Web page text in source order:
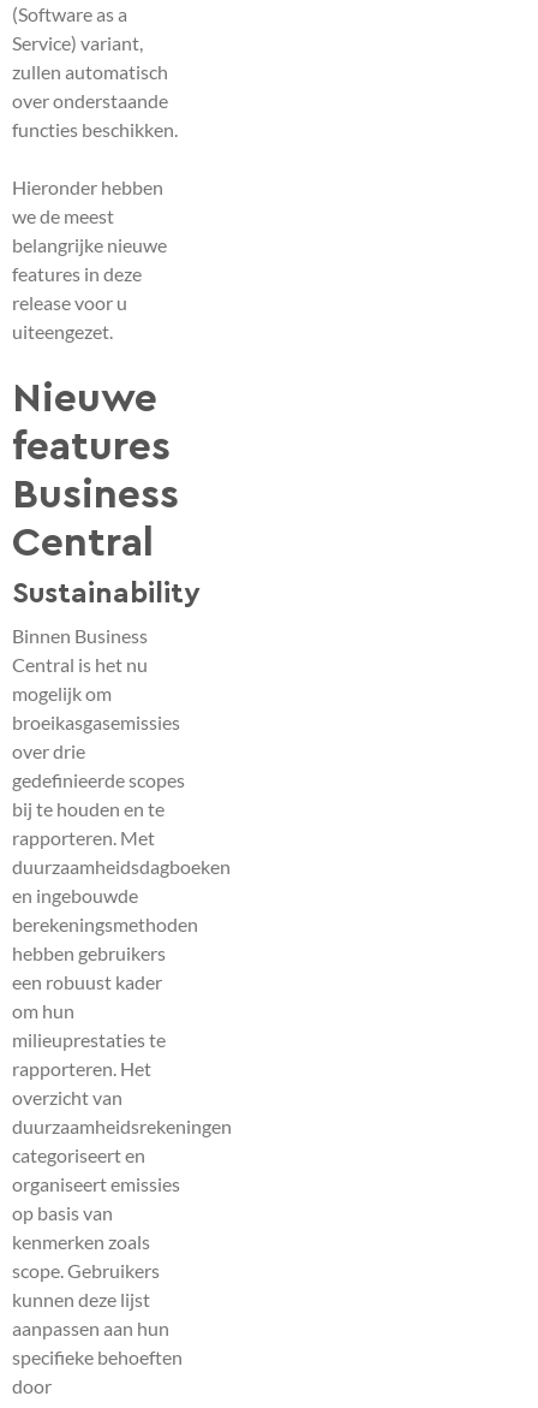
(Software as a
Service) variant,
zullen automatisch
over onderstaande
functies beschikken.
Hieronder hebben
we de meest
belangrijke nieuwe
features in deze
release voor u
uiteengezet.
Nieuwe
features
Business
Central
Sustainability
Binnen Business
Central is het nu
mogelijk om
broeikasgasemissies
over drie
gedefinieerde scopes
bij te houden en te
rapporteren. Met
duurzaamheidsdagboeken
en ingebouwde
berekeningsmethoden
hebben gebruikers
een robuust kader
om hun
milieuprestaties te
rapporteren. Het
overzicht van
duurzaamheidsrekeningen
categoriseert en
organiseert emissies
op basis van
kenmerken zoals
scope. Gebruikers
kunnen deze lijst
aanpassen aan hun
specifieke behoeften
door